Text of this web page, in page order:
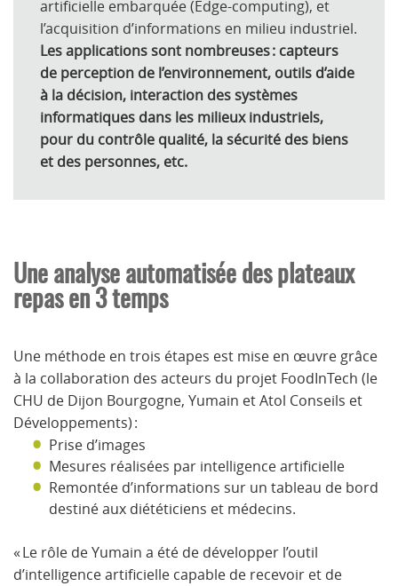
artificielle embarquée (Edge-computing), et
l’acquisition d’informations en milieu industriel.
Les applications sont nombreuses : capteurs
de perception de l’environnement, outils d’aide
à la décision, interaction des systèmes
informatiques dans les milieux industriels,
pour du contrôle qualité, la sécurité des biens
et des personnes, etc.
Une analyse automatiséedes plateaux
repasen 3 temps
Une méthode en trois étapes est mise en œuvre grâce
à la collaboration des acteurs du projet FoodInTech (le
CHU de Dijon Bourgogne, Yumain et Atol Conseils et
Développements) :
Prise d’images
Mesures réalisées par intelligence artificielle
Remontée d’informations sur un tableau de bord
destiné aux diététiciens et médecins.
« Le rôle de Yumain a été de développer l’outil
d’intelligence artificielle capable de recevoir et de